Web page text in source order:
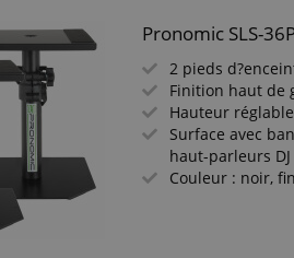
Pronomic SLS-
2 pieds
Finition haut de
Hauteur
Surface avec
haut-parleurs DJ
Couleur : noir,